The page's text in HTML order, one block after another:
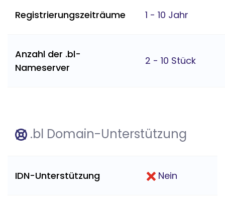
Registrierungszeiträume 1 - 10 Jahr
Anzahl der .bl-
Nameserver
2 - 10 Stück
.bl Domain-Unterstützung
IDN-Unterstützung Nein